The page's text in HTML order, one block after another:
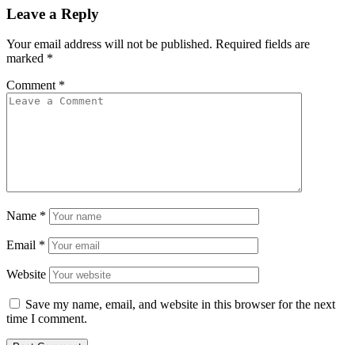
Leave a Reply
Your email address will not be published. Required fields are
marked *
Comment *
Name *
Email *
Website
Save my name, email, and website in this browser for the next
time I comment.